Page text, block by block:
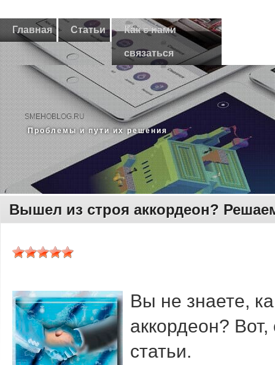
Главная Статьи Как с нами
связаться
SMEHOBLOG.RU
Прοблемы и пути их решения
Вышел из строя аккордеон?
Вы не знаете,
аккордеон?
статьи.